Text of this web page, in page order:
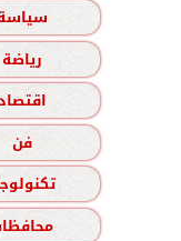
رياضة
فن